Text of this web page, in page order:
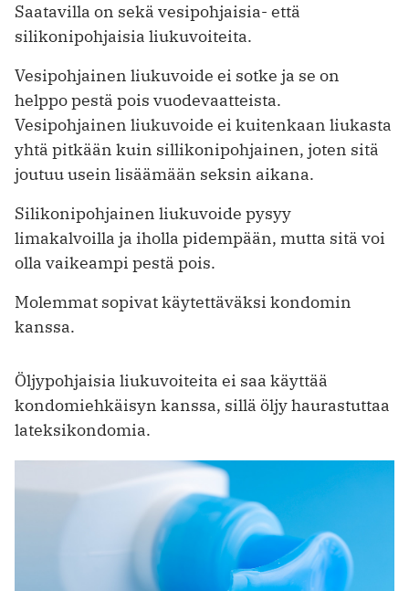
Saatavilla on sekä vesipohjaisia- että
silikonipohjaisia liukuvoiteita.
Vesipohjainen liukuvoide ei sotke ja se on
helppo pestä pois vuodevaatteista.
Vesipohjainen liukuvoide ei kuitenkaan liukasta
yhtä pitkään kuin sillikonipohjainen, joten sitä
joutuu usein lisäämään seksin aikana.
Silikonipohjainen liukuvoide pysyy
limakalvoilla ja iholla pidempään, mutta sitä voi
olla vaikeampi pestä pois.
Molemmat sopivat käytettäväksi kondomin
kanssa.
Öljypohjaisia liukuvoiteita ei saa käyttää
kondomiehkäisyn kanssa, sillä öljy haurastuttaa
lateksikondomia.